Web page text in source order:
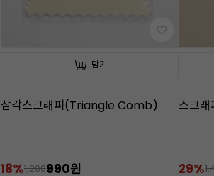
담기
삼각스크래퍼(Triangle Comb)
18%1,200990원
스크래
29%